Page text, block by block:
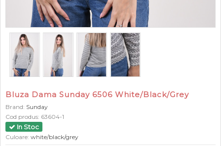
Bluza Dama Sunday 6506 White/Black/Grey
Brand: Sunday
Cod produs: 63604-1
In Stoc
Culoare: white/black/grey